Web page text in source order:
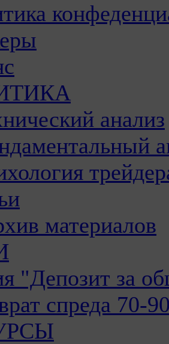
анализ
материалов
"Депозит за
спреда 70-